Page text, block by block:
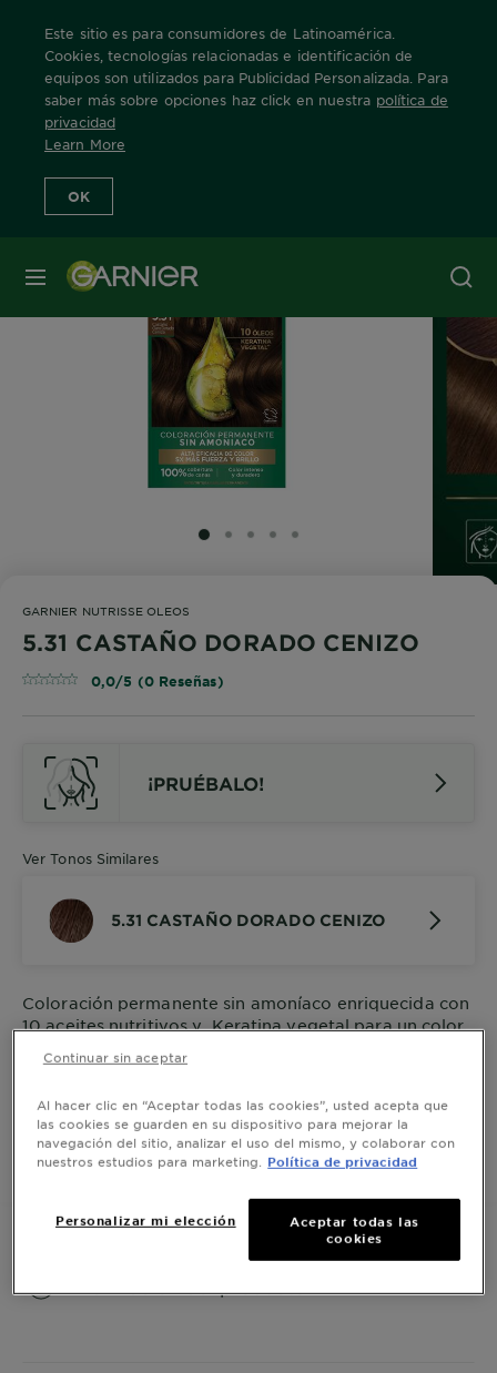
Este sitio es para consumidores de Latinoamérica.
Cookies, tecnologías relacionadas e identificación de
equipos son utilizados para Publicidad Personalizada. Para
saber más sobre opciones haz click en nuestra política de
privacidad
Learn More
OK
MENÚ
Home Nuestras Marcas
SLIDE 1
SLIDE 2
SLIDE 3
SLIDE 4
SLIDE 5
GARNIER NUTRISSE OLEOS
5.31 CASTAÑO DORADO CENIZO
0,0/5 (0 Reseñas)
¡PRUÉBALO!
Ver Tonos Similares
5.31 CASTAÑO DORADO CENIZO
Coloración permanente sin amoníaco enriquecida con
10 aceites nutritivos y Keratina vegetal para un color
fuerte y brillante.
TAMAÑO 1 KIT
COMPRAR AHORA
Al hacer clic en “Aceptar todas las cookies”, usted acepta que
las cookies se guarden en su dispositivo para mejorar la
navegación del sitio, analizar el uso del mismo, y colaborar con
nuestros estudios para marketing. Política de privacidad
Personalizar mi elección
Aceptar todas las
cookies
Continuar sin aceptar